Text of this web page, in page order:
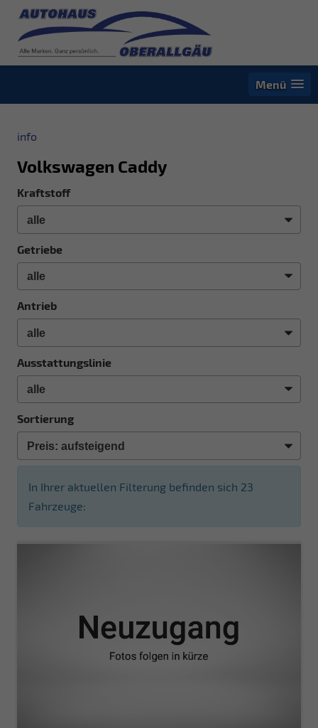
Menü
info
Volkswagen Caddy
Kraftstoff
Getriebe
Antrieb
Ausstattungslinie
Sortierung
In Ihrer aktuellen Filterung befinden sich 23
Fahrzeuge: